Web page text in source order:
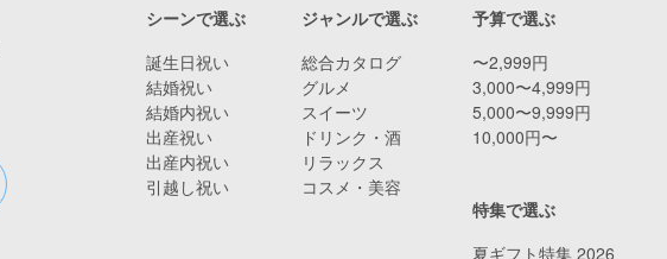
シーンで選ぶ
誕生日祝い
結婚祝い
結婚内祝い
出産祝い
出産内祝い
引越し祝い
予算で選ぶ
〜2,999円
3,000〜4,999円
5,000〜9,999円
10,000円〜
ジャンルで選ぶ
総合カタログ
グルメ
スイーツ
ドリンク・酒
リラックス
コスメ・美容
特集で選ぶ
夏ギフト特集 2026